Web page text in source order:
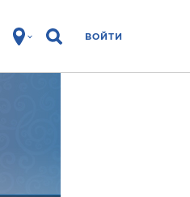
ВОЙТИ